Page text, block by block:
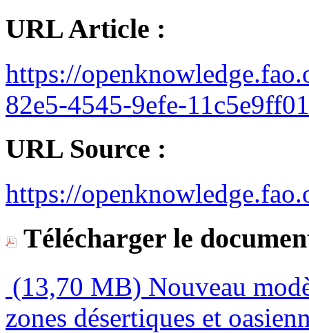
URL Article :
https://
82e5-4545-9efe-
URL Source :
https://
Télécharger le
(13,70 MB) Nouveau
zones désertiques et